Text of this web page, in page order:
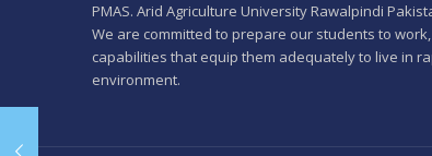
PMAS. Arid Agriculture University Rawalpindi
We are committed to prepare our students to
capabilities that equip them adequately to live in
environment.